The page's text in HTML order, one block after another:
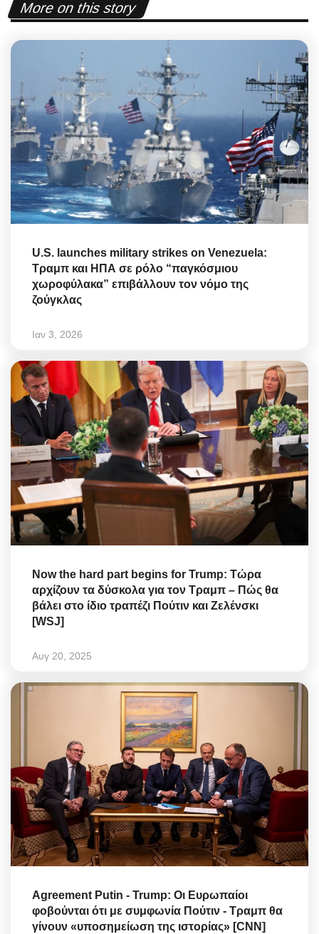
More on this story
U.S. launches military strikes on Venezuela:
Τραμπ και ΗΠΑ σε ρόλο “παγκόσμιου
χωροφύλακα” επιβάλλουν τον νόμο της
ζούγκλας
Ιαν 3, 2026
Now the hard part begins for Trump: Τώρα
αρχίζουν τα δύσκολα για τον Τραμπ – Πώς θα
βάλει στο ίδιο τραπέζι Πούτιν και Ζελένσκι
[WSJ]
Αυγ 20, 2025
Agreement Putin - Trump: Οι Ευρωπαίοι
φοβούνται ότι με συμφωνία Πούτιν - Τραμπ θα
γίνουν «υποσημείωση της ιστορίας» [CNN]